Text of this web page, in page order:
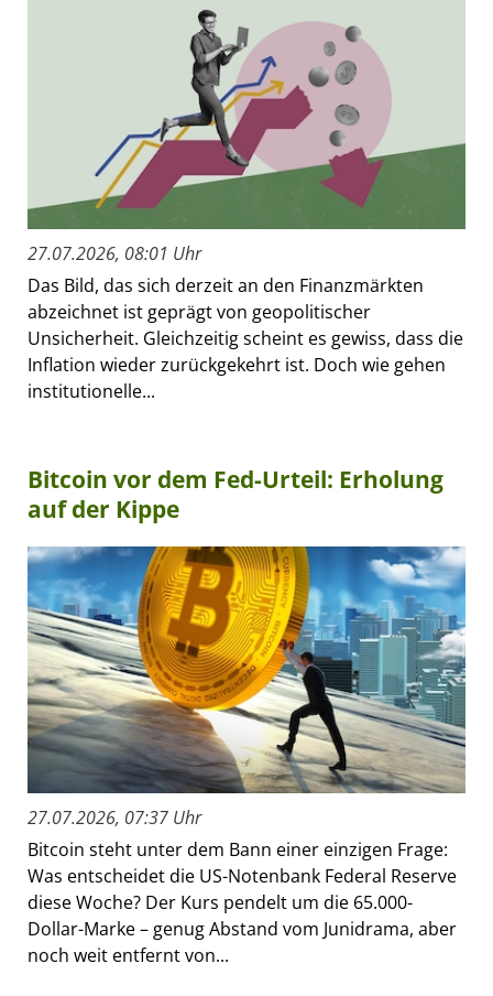
27.07.2026, 08:01 Uhr
Das Bild, das sich derzeit an den Finanzmärkten
abzeichnet ist geprägt von geopolitischer
Unsicherheit. Gleichzeitig scheint es gewiss, dass die
Inflation wieder zurückgekehrt ist. Doch wie gehen
institutionelle...
Bitcoin vor dem Fed-Urteil: Erholung
auf der Kippe
27.07.2026, 07:37 Uhr
Bitcoin steht unter dem Bann einer einzigen Frage:
Was entscheidet die US-Notenbank Federal Reserve
diese Woche? Der Kurs pendelt um die 65.000-
Dollar-Marke – genug Abstand vom Junidrama, aber
noch weit entfernt von...